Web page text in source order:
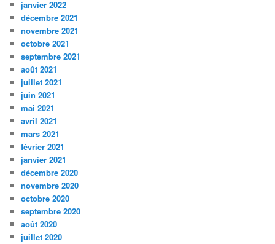
janvier 2022
décembre 2021
novembre 2021
octobre 2021
septembre 2021
août 2021
juillet 2021
juin 2021
mai 2021
avril 2021
mars 2021
février 2021
janvier 2021
décembre 2020
novembre 2020
octobre 2020
septembre 2020
août 2020
juillet 2020